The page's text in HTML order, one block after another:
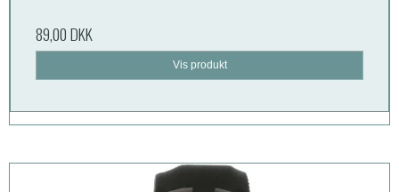
89,00 DKK
Vis produkt